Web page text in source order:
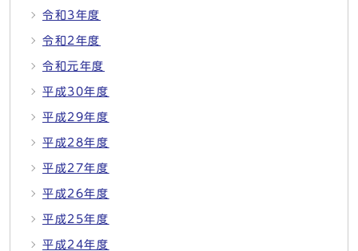
令和3年度
令和2年度
令和元年度
平成30年度
平成29年度
平成28年度
平成27年度
平成26年度
平成25年度
平成24年度